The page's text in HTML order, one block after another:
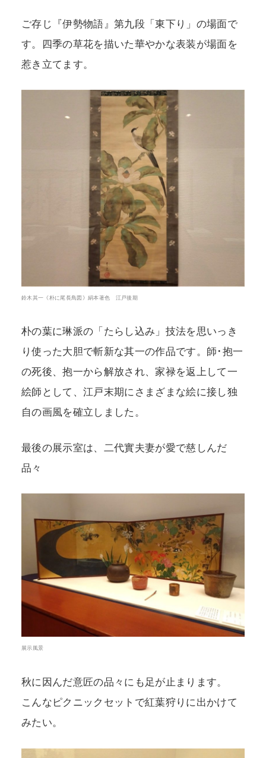
ご存じ『伊勢物語』第九段「東下り」の場面で
す。四季の草花を描いた華やかな表装が場面を
惹き立てます。
鈴木其一《朴に尾長鳥図》絹本著色 江戸後期
朴の葉に琳派の「たらし込み」技法を思いっき
り使った大胆で斬新な其一の作品です。師･抱一
の死後、抱一から解放され、家禄を返上して一
絵師として、江戸末期にさまざまな絵に接し独
自の画風を確立しました。
最後の展示室は、二代實夫妻が愛で慈しんだ
品々
展示風景
秋に因んだ意匠の品々にも足が止まります。
こんなピクニックセットで紅葉狩りに出かけて
みたい。